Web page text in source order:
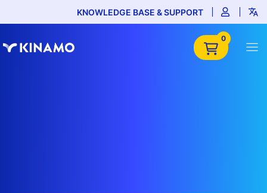
KNOWLEDGE BASE & SUPPORT
0